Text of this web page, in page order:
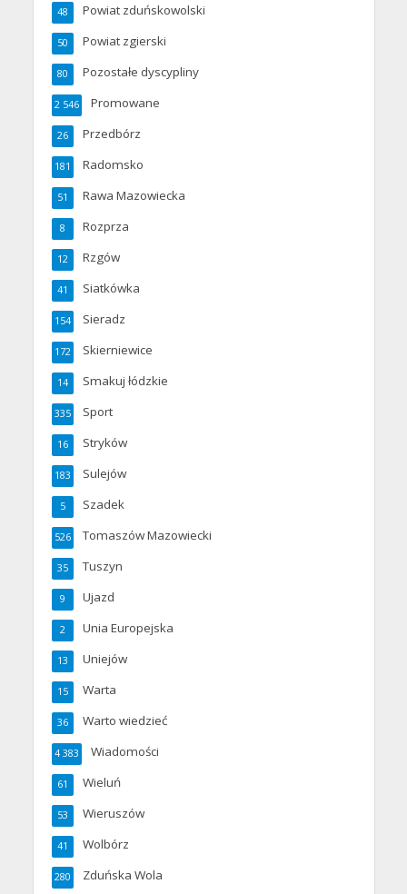
Powiat zduńskowolski
48
Powiat zgierski
50
Pozostałe dyscypliny
80
Promowane
2 546
Przedbórz
26
Radomsko
181
Rawa Mazowiecka
51
Rozprza
8
Rzgów
12
Siatkówka
41
Sieradz
154
Skierniewice
172
Smakuj łódzkie
14
Sport
335
Stryków
16
Sulejów
183
Szadek
5
Tomaszów Mazowiecki
526
Tuszyn
35
Ujazd
9
Unia Europejska
2
Uniejów
13
Warta
15
Warto wiedzieć
36
Wiadomości
4 383
Wieluń
61
Wieruszów
53
Wolbórz
41
Zduńska Wola
280